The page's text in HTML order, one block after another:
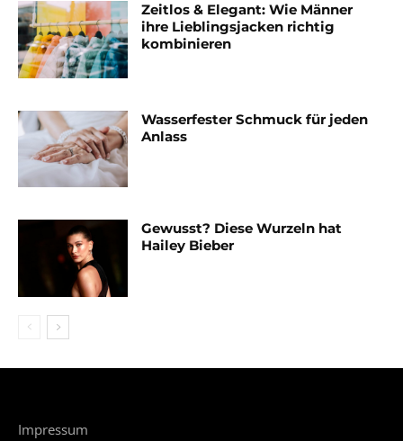
Zeitlos & Elegant: Wie Männer
ihre Lieblingsjacken richtig
kombinieren
Wasserfester Schmuck für jeden
Anlass
Gewusst? Diese Wurzeln hat
Hailey Bieber
Impressum